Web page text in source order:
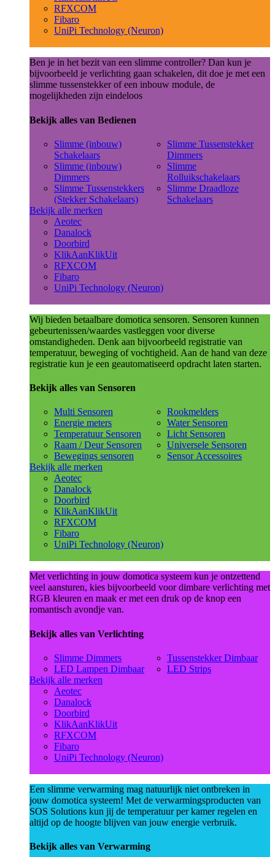
RFXCOM
Fibaro
UniPi Technology (Neuron)
Ben je in het bezit van een slimme controller? Dan kun je
bijvoorbeeld je verlichting gaan schakelen, dit doe je met een
slimme tussenstekker of een inbouw module, de
mogelijkheden zijn eindeloos
Bekijk alles van Bedienen
Slimme (inbouw)
Schakelaars
Slimme (inbouw)
Dimmers
Slimme Tussenstekkers
(Stekker Schakelaars)
Slimme Tussenstekker
Dimmers
Slimme
Rolluikschakelaars
Slimme Draadloze
Schakelaars
Bekijk alle merken
Aeotec
Danalock
Doorbird
KlikAanKlikUit
RFXCOM
Fibaro
UniPi Technology (Neuron)
Wij bieden betaalbare domotica sensoren. Sensoren kunnen
gebeurtenissen/waardes vastleggen voor diverse
omstandigheden. Denk aan bijvoorbeeld registratie van
temperatuur, beweging of vochtigheid. Aan de hand van deze
registratie kun je een geautomatiseerd opdracht laten starten.
Bekijk alles van Sensoren
Multi Sensoren
Energie meters
Temperatuur Sensoren
Raam / Deur Sensoren
Bewegings sensoren
Rookmelders
Water Sensoren
Licht Sensoren
Universele Sensoren
Sensor Accessoires
Bekijk alle merken
Aeotec
Danalock
Doorbird
KlikAanKlikUit
RFXCOM
Fibaro
UniPi Technology (Neuron)
Met verlichting in jouw domotica systeem kun je ontzettend
veel aansturen, kies bijvoorbeeld voor dimbare verlichting met
RGB kleuren en maak er met een druk op de knop een
romantisch avondje van.
Bekijk alles van Verlichting
Slimme Dimmers
LED Lampen Dimbaar
Tussenstekker Dimbaar
LED Strips
Bekijk alle merken
Aeotec
Danalock
Doorbird
KlikAanKlikUit
RFXCOM
Fibaro
UniPi Technology (Neuron)
Een slimme verwarming mag natuurlijk niet ontbreken in
jouw domotica systeem! Met de verwarmingsproducten van
SOS Solutions kun jij de temperatuur per kamer regelen en
altijd op de hoogte blijven van jouw energie verbruik.
Bekijk alles van Verwarming